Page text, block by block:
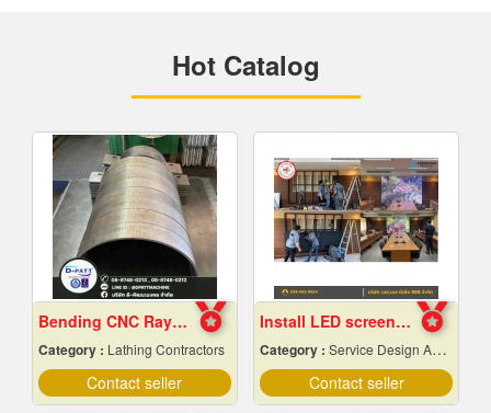
Hot Catalog
Bending CNC Rayong
Category : Lathing Contractors
Contact seller
Install LED screens inside the auditorium
Category : Service Design And Advertising 24 Hours.
Contact seller